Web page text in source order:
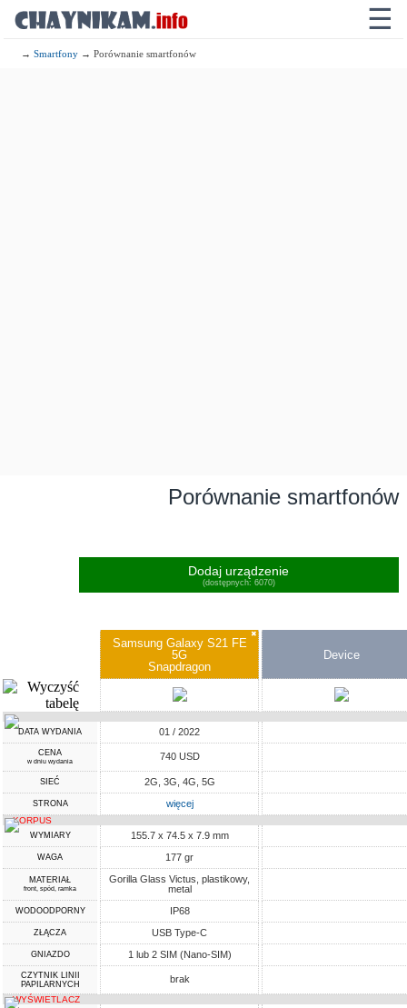
☰
→Smartfony → Porównanie smartfonów
Porównanie smartfonów
Dodaj urządzenie
(dostępnych: 6070)
✖
Samsung Galaxy S21 FE
5G
Snapdragon
Device
DATA WYDANIA 01 / 2022
CENA
w dniu wydania 740 USD
SIEĆ 2G, 3G, 4G, 5G
STRONA więcej
KORPUS
WYMIARY 155.7 x 74.5 x 7.9 mm
WAGA 177 gr
MATERIAŁ
front, spód, ramka
Gorilla Glass Victus, plastikowy,
metal
WODOODPORNY IP68
ZŁĄCZA USB Type-C
GNIAZDO 1 lub 2 SIM (Nano-SIM)
CZYTNIK LINII
PAPILARNYCH
brak
WYŚWIETLACZ